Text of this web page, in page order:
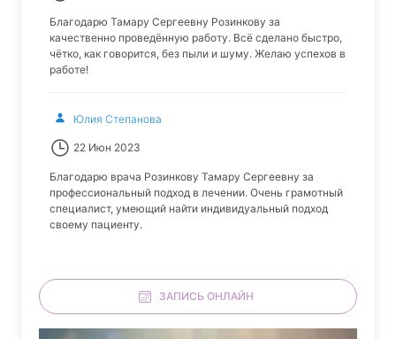
Благодарю Тамару Сергеевну Розинкову за
качественно проведённую работу. Всё сделано быстро,
чётко, как говорится, без пыли и шуму. Желаю успехов в
работе!
Юлия Степанова
22 Июн 2023
Благодарю врача Розинкову Тамару Сергеевну за
профессиональный подход в лечении. Очень грамотный
специалист, умеющий найти индивидуальный подход
своему пациенту.
ЗАПИСЬ ОНЛАЙН